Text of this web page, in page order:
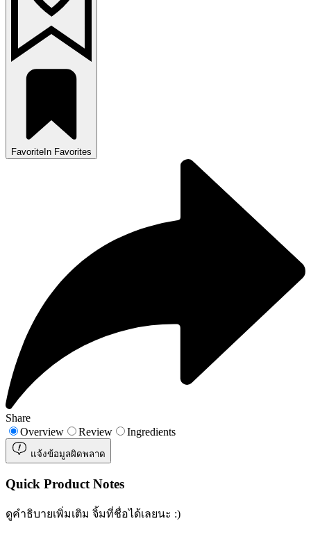
Favorite In Favorites
Share
Overview
Review Ingredients
แจ้งข้อมูลผิดพลาด
Quick Product Notes
ดูคำธิบายเพิ่มเติม จิ้มที่ชื่อได้เลยนะ :)